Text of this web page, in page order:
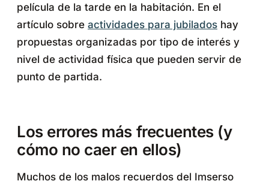
película de la tarde en la habitación. En el
artículo sobre actividades para jubilados hay
propuestas organizadas por tipo de interés y
nivel de actividad física que pueden servir de
punto de partida.
Los errores más frecuentes (y
cómo no caer en ellos)
Muchos de los malos recuerdos del Imserso